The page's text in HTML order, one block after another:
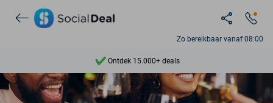
Zo bereikbaar vanaf 08:00
Ontdek 15.000+ deals
7 dagen per week beschikbaar